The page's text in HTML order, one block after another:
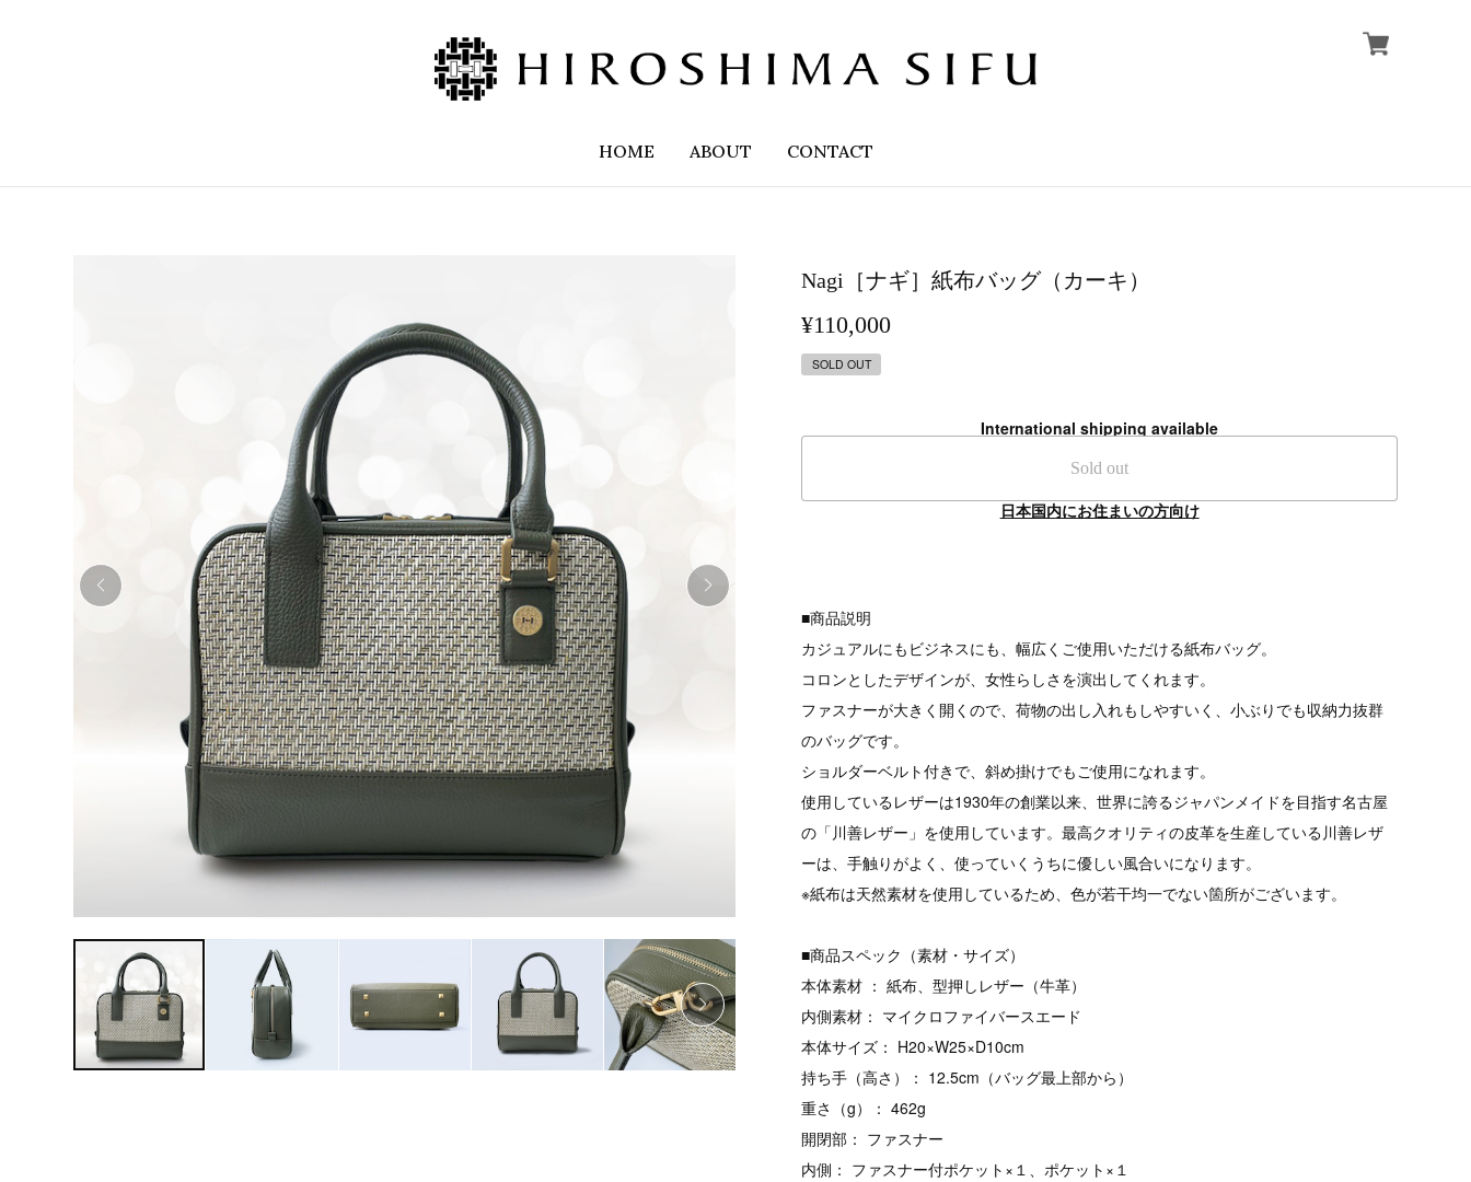
HOME ABOUT CONTACT
Nagi［ナギ］紙布バッグ（カーキ）
¥110,000
SOLD OUT
International shipping available
Sold out
日本国内にお住まいの方向け
■商品説明
カジュアルにもビジネスにも、幅広くご使用いただける紙布バッグ。
コロンとしたデザインが、女性らしさを演出してくれます。
ファスナーが大きく開くので、荷物の出し入れもしやすいく、小ぶりでも収納力抜群
のバッグです。
ショルダーベルト付きで、斜め掛けでもご使用になれます。
使用しているレザーは1930年の創業以来、世界に誇るジャパンメイドを目指す名古屋
の「川善レザー」を使用しています。最高クオリティの皮革を生産している川善レザ
ーは、手触りがよく、使っていくうちに優しい風合いになります。
※紙布は天然素材を使用しているため、色が若干均一でない箇所がございます。
■商品スペック（素材・サイズ）
本体素材 ： 紙布、型押しレザー（牛革）
内側素材： マイクロファイバースエード
本体サイズ： H20×W25×D10cm
持ち手（高さ）： 12.5cm（バッグ最上部から）
重さ（g）： 462g
開閉部： ファスナー
内側： ファスナー付ポケット×１、ポケット×１